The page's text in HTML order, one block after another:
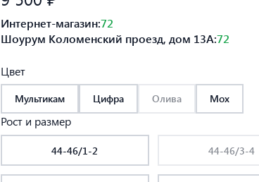
Интернет-магазин:72
Шоурум Коломенский проезд, дом 13А:72
Цвет
Мультикам Цифра Олива Мох
Рост и размер
44-46/1-2 44-46/3-4